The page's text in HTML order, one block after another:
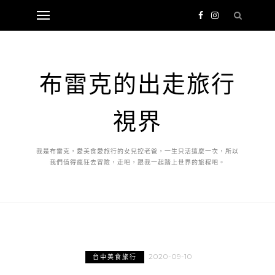
布雷克的出走旅行
視界
我是布雷克，愛美食愛旅行的女兒控老爸，一生只活這麼一次，所以
我們值得瘋狂去冒險，走吧，跟我一起踏上世界的旅程吧。
台中美食旅行 2020-09-10